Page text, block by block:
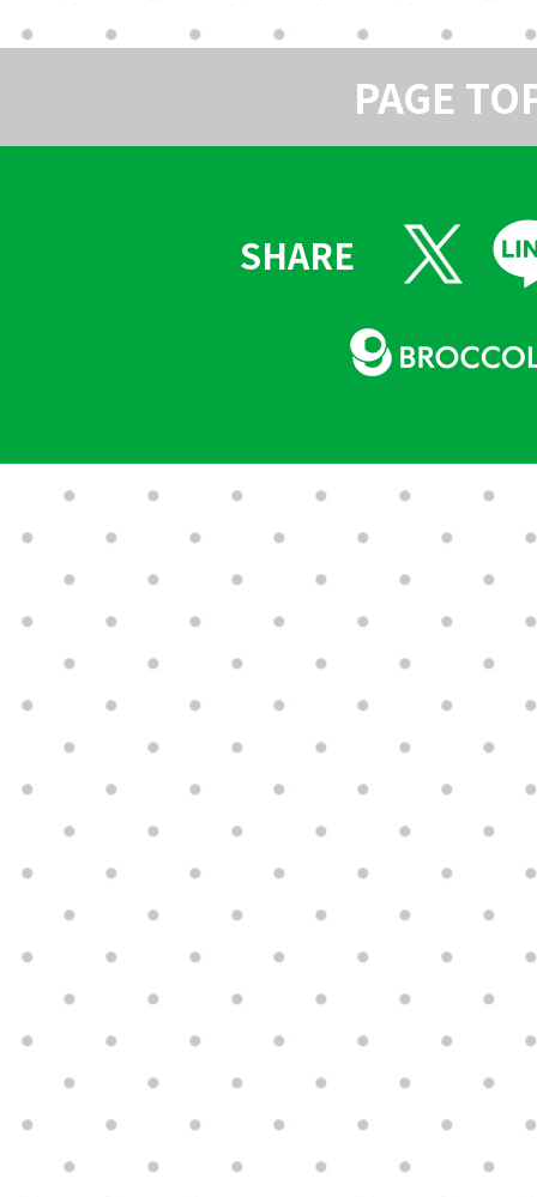
PAGE
SHARE